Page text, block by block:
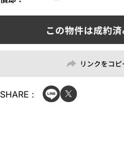
リンクをコピ
SHARE：